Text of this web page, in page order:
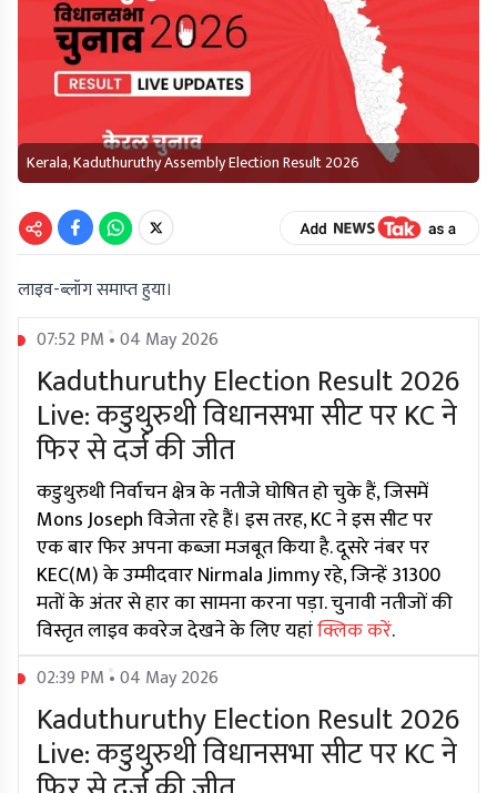
Kerala, Kaduthuruthy Assembly Election Result 2026
लाइव-ब्लॉग समाप्त हुया।
07:52 PM • 04 May 2026
Kaduthuruthy Election Result 2026
Live: कडुथुरुथी विधानसभा सीट पर KC ने
फिर से दर्ज की जीत
कडुथुरुथी निर्वाचन क्षेत्र के नतीजे घोषित हो चुके हैं, जिसमें
Mons Joseph विजेता रहे हैं। इस तरह, KC ने इस सीट पर
एक बार फिर अपना कब्जा मजबूत किया है. दूसरे नंबर पर
KEC(M) के उम्मीदवार Nirmala Jimmy रहे, जिन्हें 31300
मतों के अंतर से हार का सामना करना पड़ा. चुनावी नतीजों की
विस्तृत लाइव कवरेज देखने के लिए यहांक्लिक करें.
02:39 PM • 04 May 2026
Kaduthuruthy Election Result 2026
Live: कडुथुरुथी विधानसभा सीट पर KC ने